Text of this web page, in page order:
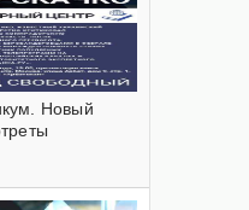
Новый